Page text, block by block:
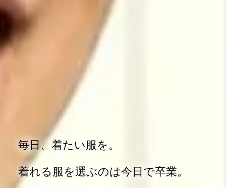
毎日、着たい服を。
着れる服を選ぶのは今日で卒業。